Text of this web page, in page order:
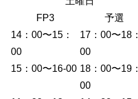
FP3 予選
14：00〜15：
00
17：00〜18：
00
15：00〜16-00 18：00〜19：
00